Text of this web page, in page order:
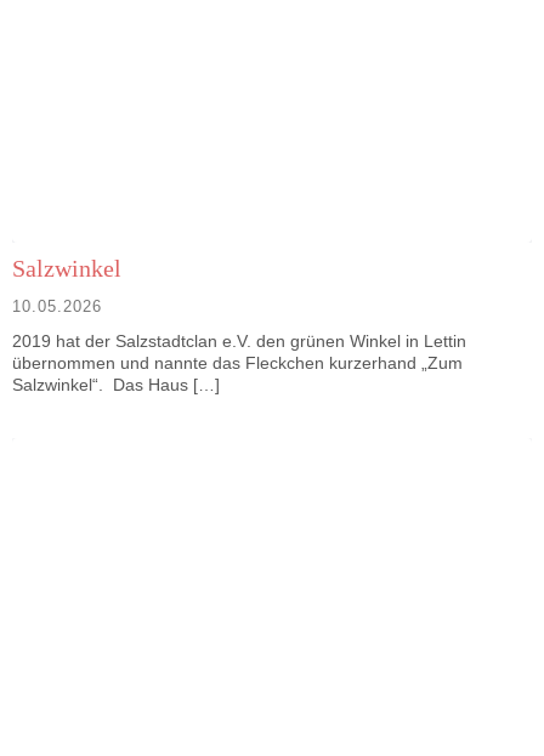
Salzwinkel
10.05.2026
2019 hat der Salzstadtclan e.V. den grünen Winkel in Lettin
übernommen und nannte das Fleckchen kurzerhand „Zum
Salzwinkel“. Das Haus […]